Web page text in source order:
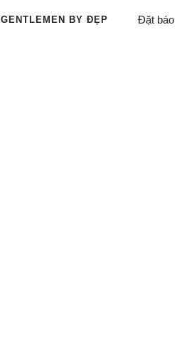
GENTLEMEN BY ĐẸP Đặt báo